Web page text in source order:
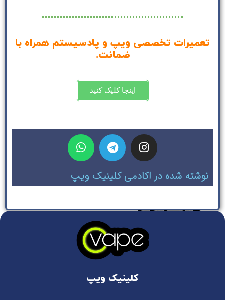
تعمیرات تخصصی ویپ و پادسیستم همراه با
ضمانت.
اینجا کلیک کنید
نوشته شده در اکادمی کلینیک ویپ
کلینیک ویپ